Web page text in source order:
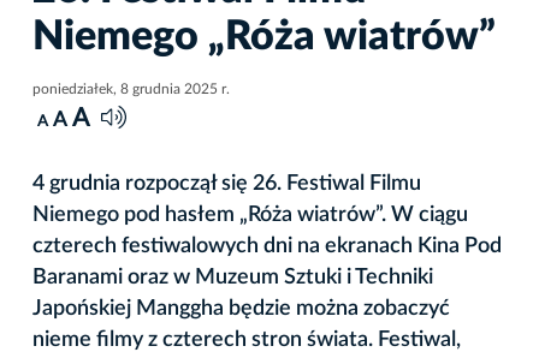
Niemego „Róża wiatrów”
poniedziałek, 8 grudnia 2025 r.
A A A
4 grudnia rozpoczął się 26. Festiwal Filmu
Niemego pod hasłem „Róża wiatrów”. W ciągu
czterech festiwalowych dni na ekranach Kina Pod
Baranami oraz w Muzeum Sztuki i Techniki
Japońskiej Manggha będzie można zobaczyć
nieme filmy z czterech stron świata. Festiwal,